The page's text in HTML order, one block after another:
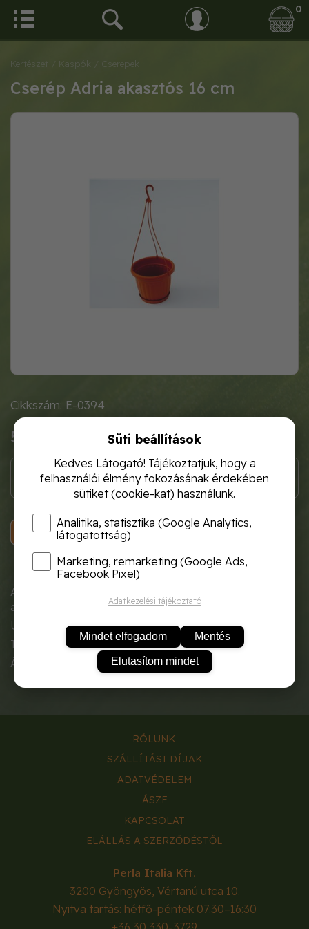
0
Kertészet / Kaspók / Cserepek
Cserép Adria akasztós 16 cm
Cikkszám: E-0394
580 Ft
KOSÁRBA
Adria-típusú, klasszikus megjelenésű, bordázott falú
akasztós cserép erős, PP anyagból készült.
UV stabil, ezért kiválóan alkalmas kültéri használatra.
Természetes, terrakotta-színű, jól mutat kertben.
Átmérő: 16 cm
RÓLUNK
SZÁLLÍTÁSI DÍJAK
ADATVÉDELEM
ÁSZF
KAPCSOLAT
ELÁLLÁS A SZERZŐDÉSTŐL
Perla Italia Kft.
3200 Gyöngyös, Vértanú utca 10.
Nyitva tartás: hétfő-péntek 07:30–16:30
Süti beállítások
Kedves Látogató! Tájékoztatjuk, hogy a
felhasználói élmény fokozásának érdekében
sütiket (cookie-kat) használunk.
Analitika, statisztika (Google Analytics,
látogatottság)
Marketing, remarketing (Google Ads,
Facebook Pixel)
Adatkezelési tájékoztató
Mindet elfogadom Mentés
Elutasítom mindet